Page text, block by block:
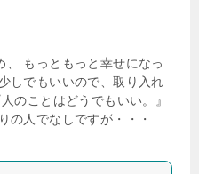
、 もっともっと幸せになっ
しでもいいので、取り入れ
のことはどうでもいい。』
の人でなしですが・・・